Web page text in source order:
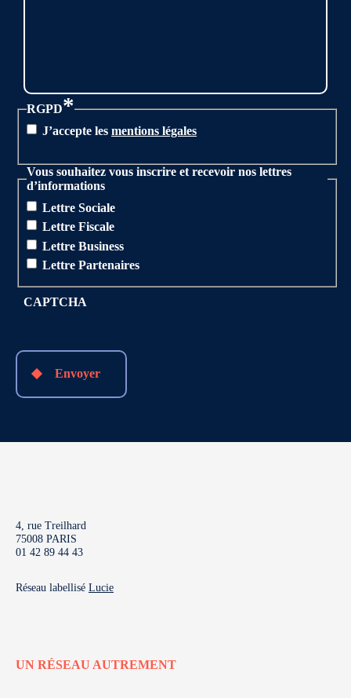
RGPD*
J’accepte les mentions légales
Vous souhaitez vous inscrire et recevoir nos lettres
d’informations
Lettre Sociale
Lettre Fiscale
Lettre Business
Lettre Partenaires
CAPTCHA
Envoyer
4, rue Treilhard
75008 PARIS
01 42 89 44 43
Réseau labellisé Lucie
UN RÉSEAU AUTREMENT